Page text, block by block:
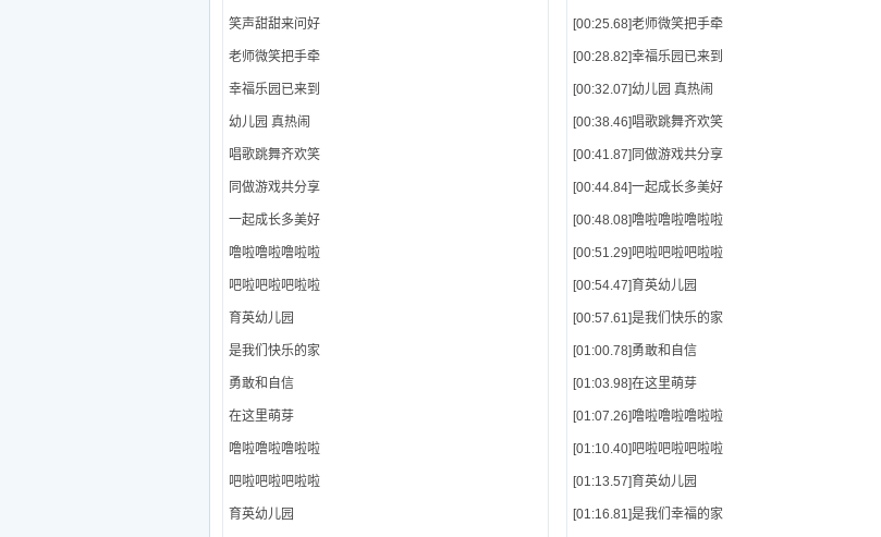
笑声甜甜来问好
老师微笑把手牵
幸福乐园已来到
幼儿园 真热闹
唱歌跳舞齐欢笑
同做游戏共分享
一起成长多美好
噜啦噜啦噜啦啦
吧啦吧啦吧啦啦
育英幼儿园
是我们快乐的家
勇敢和自信
在这里萌芽
噜啦噜啦噜啦啦
吧啦吧啦吧啦啦
育英幼儿园
[00:25.68]老师微笑把手牵
[00:28.82]幸福乐园已来到
[00:32.07]幼儿园 真热闹
[00:38.46]唱歌跳舞齐欢笑
[00:41.87]同做游戏共分享
[00:44.84]一起成长多美好
[00:48.08]噜啦噜啦噜啦啦
[00:51.29]吧啦吧啦吧啦啦
[00:54.47]育英幼儿园
[00:57.61]是我们快乐的家
[01:00.78]勇敢和自信
[01:03.98]在这里萌芽
[01:07.26]噜啦噜啦噜啦啦
[01:10.40]吧啦吧啦吧啦啦
[01:13.57]育英幼儿园
[01:16.81]是我们幸福的家